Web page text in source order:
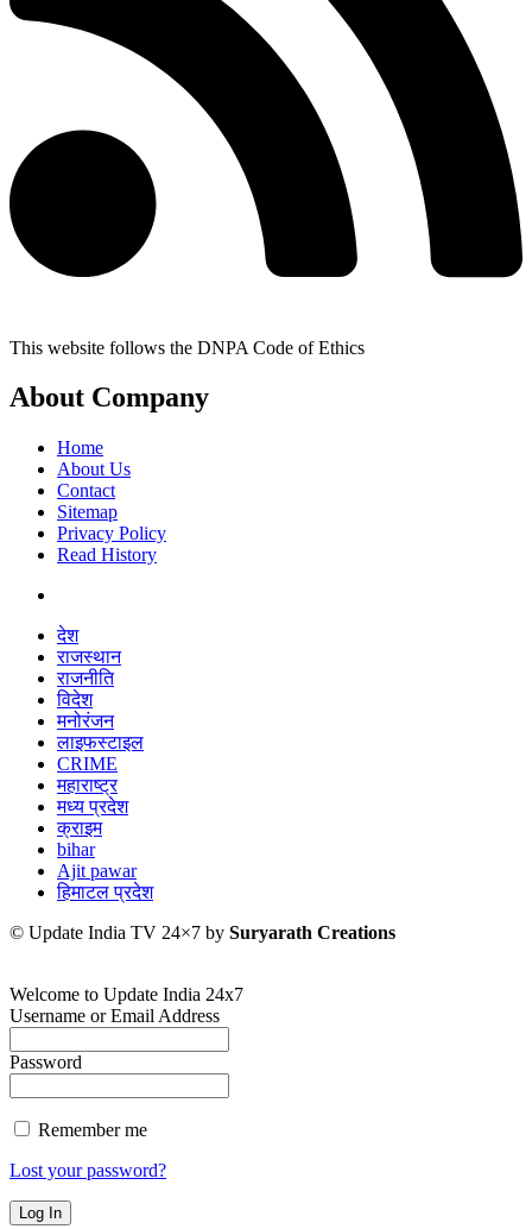
This website follows the DNPA Code of Ethics
About Company
Home
About Us
Contact
Sitemap
Privacy Policy
Read History
देश
राजस्थान
राजनीति
विदेश
मनोरंजन
लाइफस्टाइल
CRIME
महाराष्ट्र
मध्य प्रदेश
क्राइम
bihar
Ajit pawar
हिमाटल प्रदेश
© Update India TV 24×7 by Suryarath Creations
Welcome to Update India 24x7
Username or Email Address
Password
Remember me
Lost your password?